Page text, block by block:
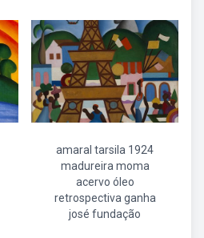
amaral tarsila 1924
madureira moma
acervo óleo
retrospectiva ganha
josé fundação